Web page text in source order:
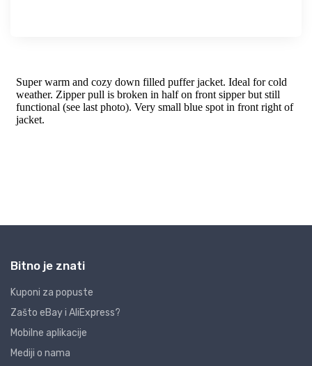
Bitno je znati
Kuponi za popuste
Zašto eBay i AliExpress?
Mobilne aplikacije
Mediji o nama